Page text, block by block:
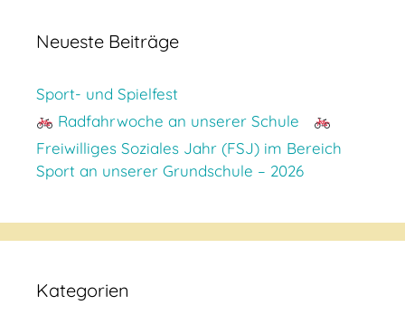
Neueste Beiträge
Sport- und Spielfest
Radfahrwoche an unserer Schule
Freiwilliges Soziales Jahr (FSJ) im Bereich
Sport an unserer Grundschule – 2026
Kategorien